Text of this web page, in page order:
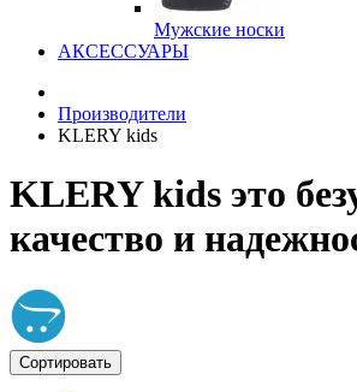
Мужские носки
АКСЕССУАРЫ
Производители
KLERY kids
KLERY kids это
качество и
Сортировать